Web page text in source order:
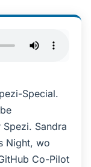
Special.
Sandra
Night, wo
Co-Pilot